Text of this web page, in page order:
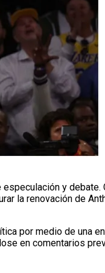
especulación y debate.
la renovación de
por medio de una
en comentarios